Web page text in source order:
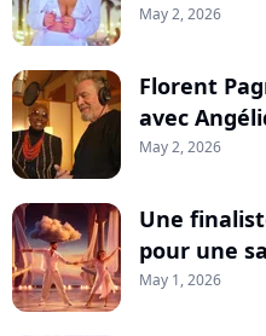
May 2, 2026
Florent
avec
May 2, 2026
Une
pour une
May 1, 2026